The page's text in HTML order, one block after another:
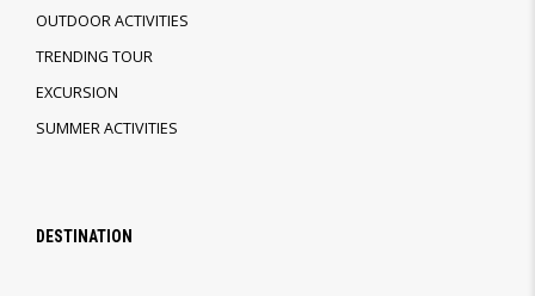
OUTDOOR ACTIVITIES
TRENDING TOUR
EXCURSION
SUMMER ACTIVITIES
DESTINATION